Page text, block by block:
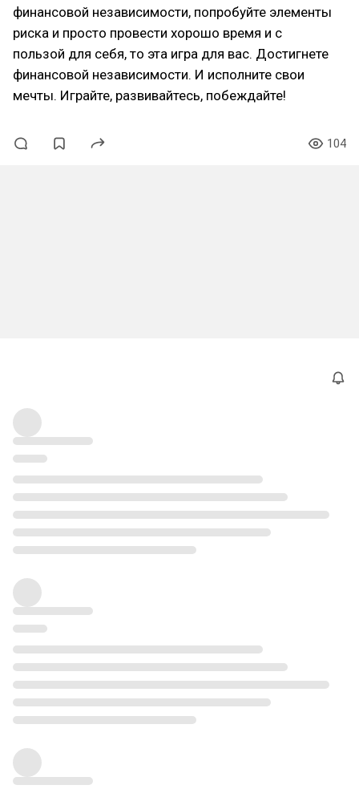
финансовой независимости, попробуйте элементы
риска и просто провести хорошо время и с
пользой для себя, то эта игра для вас. Достигнете
финансовой независимости. И исполните свои
мечты. Играйте, развивайтесь, побеждайте!
104